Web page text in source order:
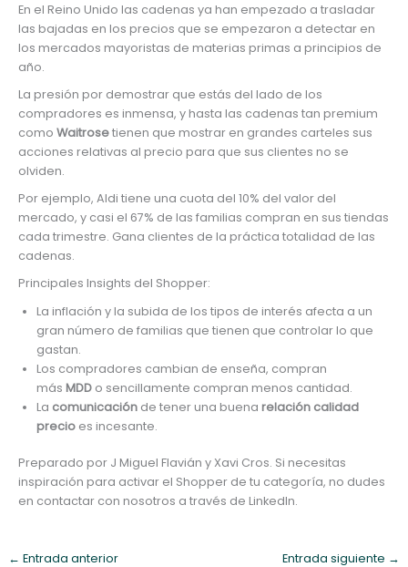
En el Reino Unido las cadenas ya han empezado a trasladar
las bajadas en los precios que se empezaron a detectar en
los mercados mayoristas de materias primas a principios de
año.
La presión por demostrar que estás del lado de los
compradores es inmensa, y hasta las cadenas tan premium
como Waitrosetienen que mostrar en grandes carteles sus
acciones relativas al precio para que sus clientes no se
olviden.
Por ejemplo, Aldi tiene una cuota del 10% del valor del
mercado, y casi el 67% de las familias compran en sus tiendas
cada trimestre. Gana clientes de la práctica totalidad de las
cadenas.
Principales Insights del Shopper:
La inflación y la subida de los tipos de interés afecta a un
gran número de familias que tienen que controlar lo que
gastan.
Los compradores cambian de enseña, compran
más MDDo sencillamente compran menos cantidad.
La comunicaciónde tener una buena relación calidad
precioes incesante.
Preparado por J Miguel Flavián y Xavi Cros. Si necesitas
inspiración para activar el Shopper de tu categoría, no dudes
en contactar con nosotros a través de LinkedIn.
← Entrada anterior Entrada siguiente →